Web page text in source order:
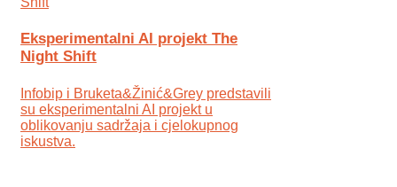
Eksperimentalni AI projekt The
Night Shift
Infobip i Bruketa&Žinić&Grey predstavili
su eksperimentalni AI projekt u
oblikovanju sadržaja i cjelokupnog
iskustva.